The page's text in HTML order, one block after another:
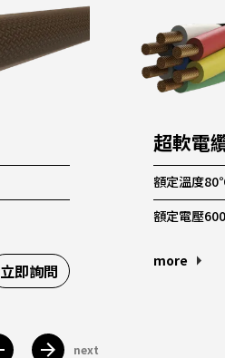
立即詢問
超軟電
額定溫度
額定電壓
more
next